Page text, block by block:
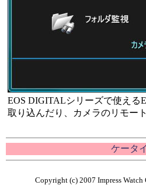
EOS DIGITALシリーズで使える
取り込んだり、カメラのリモー
ケータ
Copyright (c) 2007 Impress